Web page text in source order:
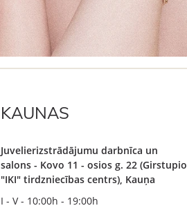
KAUNAS
Juvelierizstrādājumu darbnīca un
salons - Kovo 11 - osios g. 22 (Girstupio
"IKI" tirdzniecības centrs), Kauņa
I - V - 10:00h - 19:00h